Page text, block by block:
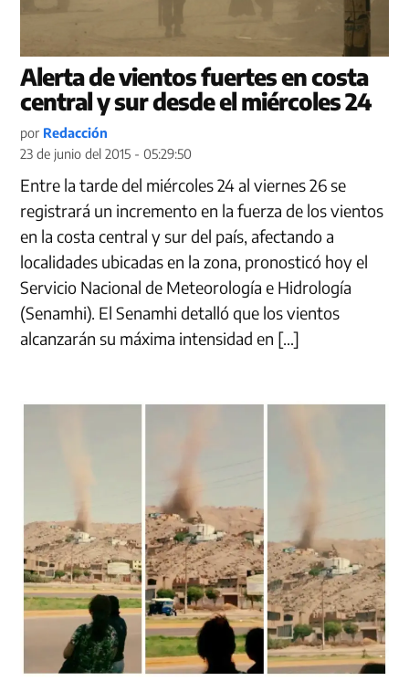
Alerta de vientos fuertes en costa
central y sur desde el miércoles 24
por Redacción
23 de junio del 2015 - 05:29:50
Entre la tarde del miércoles 24 al viernes 26 se
registrará un incremento en la fuerza de los vientos
en la costa central y sur del país, afectando a
localidades ubicadas en la zona, pronosticó hoy el
Servicio Nacional de Meteorología e Hidrología
(Senamhi). El Senamhi detalló que los vientos
alcanzarán su máxima intensidad en […]